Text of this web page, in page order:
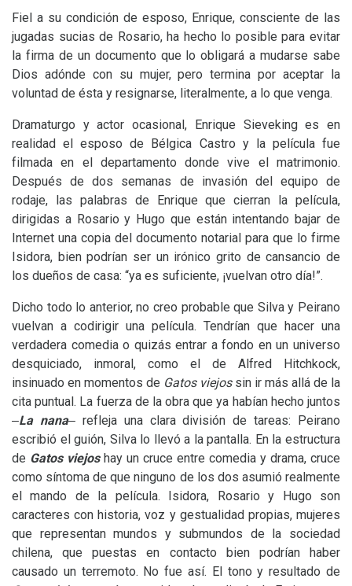
Fiel a su condición de esposo, Enrique, consciente de las
jugadas sucias de Rosario, ha hecho lo posible para evitar
la firma de un documento que lo obligará a mudarse sabe
Dios adónde con su mujer, pero termina por aceptar la
voluntad de ésta y resignarse, literalmente, a lo que venga.
Dramaturgo y actor ocasional, Enrique Sieveking es en
realidad el esposo de Bélgica Castro y la película fue
filmada en el departamento donde vive el matrimonio.
Después de dos semanas de invasión del equipo de
rodaje, las palabras de Enrique que cierran la película,
dirigidas a Rosario y Hugo que están intentando bajar de
Internet una copia del documento notarial para que lo firme
Isidora, bien podrían ser un irónico grito de cansancio de
los dueños de casa: “ya es suficiente, ¡vuelvan otro día!”.
Dicho todo lo anterior, no creo probable que Silva y Peirano
vuelvan a codirigir una película. Tendrían que hacer una
verdadera comedia o quizás entrar a fondo en un universo
desquiciado, inmoral, como el de Alfred Hitchkock,
insinuado en momentos de Gatos viejossin ir más allá de la
cita puntual. La fuerza de la obra que ya habían hecho juntos
‒La nana‒refleja una clara división de tareas: Peirano
escribió el guión, Silva lo llevó a la pantalla. En la estructura
de Gatos viejoshay un cruce entre comedia y drama, cruce
como síntoma de que ninguno de los dos asumió realmente
el mando de la película. Isidora, Rosario y Hugo son
caracteres con historia, voz y gestualidad propias, mujeres
que representan mundos y submundos de la sociedad
chilena, que puestas en contacto bien podrían haber
causado un terremoto. No fue así. El tono y resultado de